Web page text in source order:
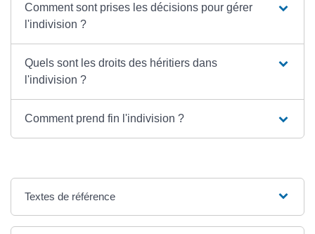
Comment sont prises les décisions pour gérer
l'indivision ?
Quels sont les droits des héritiers dans
l'indivision ?
Comment prend fin l'indivision ?
Textes de référence